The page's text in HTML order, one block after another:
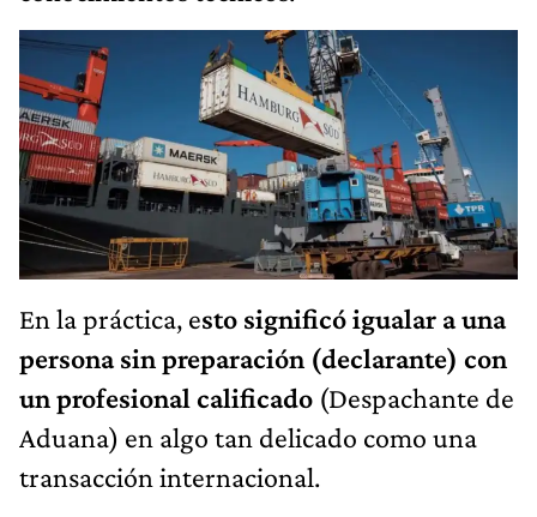
En la práctica, esto significó igualar a una
persona sin preparación (declarante) con
un profesional calificado (Despachante de
Aduana) en algo tan delicado como una
transacción internacional.